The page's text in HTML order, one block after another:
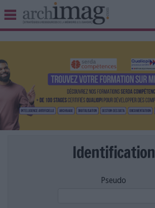
BIBLIOTHÈQUE ÉDITION
UNIVERS DATA
TRAVAIL COLLABORATIF
VIE NUMÉRIQUE
NUMÉRIQUE RESPONSABLE
Identification
Pseudo